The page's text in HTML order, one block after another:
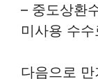
– 중도상환
미사용 수
다음으로